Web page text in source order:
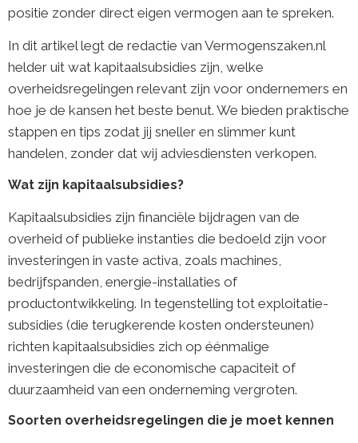
positie zonder direct eigen vermogen aan te spreken.
In dit artikel legt de redactie van Vermogenszaken.nl
helder uit wat kapitaalsubsidies zijn, welke
overheidsregelingen relevant zijn voor ondernemers en
hoe je de kansen het beste benut. We bieden praktische
stappen en tips zodat jij sneller en slimmer kunt
handelen, zonder dat wij adviesdiensten verkopen.
Wat zijn kapitaalsubsidies?
Kapitaalsubsidies zijn financiële bijdragen van de
overheid of publieke instanties die bedoeld zijn voor
investeringen in vaste activa, zoals machines,
bedrijfspanden, energie-installaties of
productontwikkeling. In tegenstelling tot exploitatie-
subsidies (die terugkerende kosten ondersteunen)
richten kapitaalsubsidies zich op éénmalige
investeringen die de economische capaciteit of
duurzaamheid van een onderneming vergroten.
Soorten overheidsregelingen die je moet kennen